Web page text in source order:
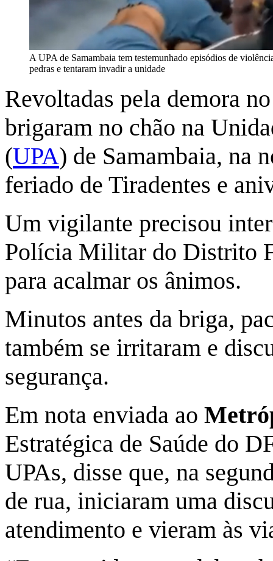
A UPA de Samambaia tem testemunhado episódios de
pedras e tentaram invadir a unidade
Revoltadas pela demora
brigaram no chão na
(UPA) de Samambaia, na
feriado de Tiradentes e
Um vigilante precisou
Polícia Militar do Distrito
para acalmar os ânimos.
Minutos antes da briga,
também se irritaram e
segurança.
Em nota enviada ao
Estratégica de Saúde do
UPAs, disse que, na
de rua, iniciaram uma
atendimento e vieram às